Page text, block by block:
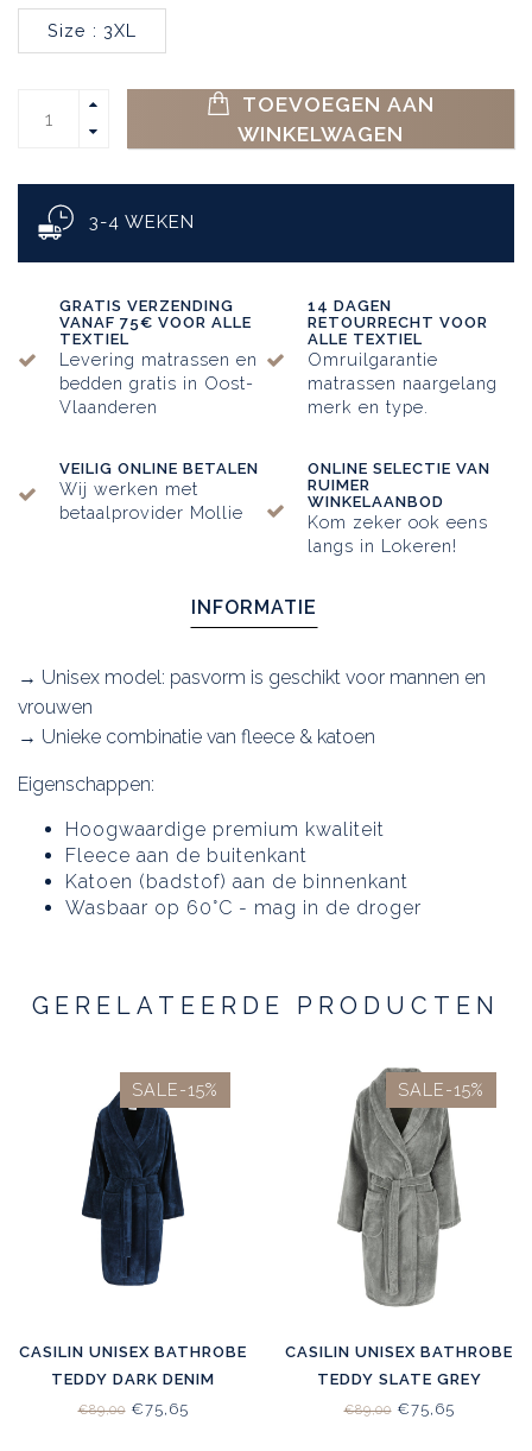
Size : 3XL
TOEVOEGEN AAN
WINKELWAGEN
3-4 WEKEN
GRATIS VERZENDING
VANAF 75€ VOOR ALLE
TEXTIEL
Levering matrassen en
bedden gratis in Oost-
Vlaanderen
14 DAGEN
RETOURRECHT VOOR
ALLE TEXTIEL
Omruilgarantie
matrassen naargelang
merk en type.
VEILIG ONLINE BETALEN
Wij werken met
betaalprovider Mollie
ONLINE SELECTIE VAN
RUIMER
WINKELAANBOD
Kom zeker ook eens
langs in Lokeren!
INFORMATIE
→ Unisex model: pasvorm is geschikt voor mannen en
vrouwen
→ Unieke combinatie van fleece & katoen
Eigenschappen:
Hoogwaardige premium kwaliteit
Fleece aan de buitenkant
Katoen (badstof) aan de binnenkant
Wasbaar op 60°C - mag in de droger
GERELATEERDE PRODUCTEN
SALE-15%
CASILIN UNISEX BATHROBE
TEDDY DARK DENIM
€89,00€75,65
SALE-15%
CASILIN UNISEX BATHROBE
TEDDY SLATE GREY
€89,00€75,65